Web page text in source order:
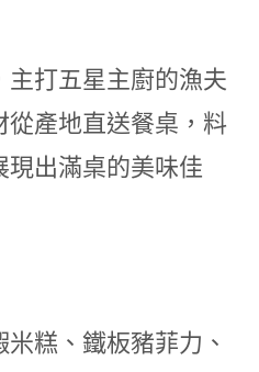
打五星主廚的漁夫
從產地直送餐桌，料
現出滿桌的美味佳
糕、鐵板豬菲力、